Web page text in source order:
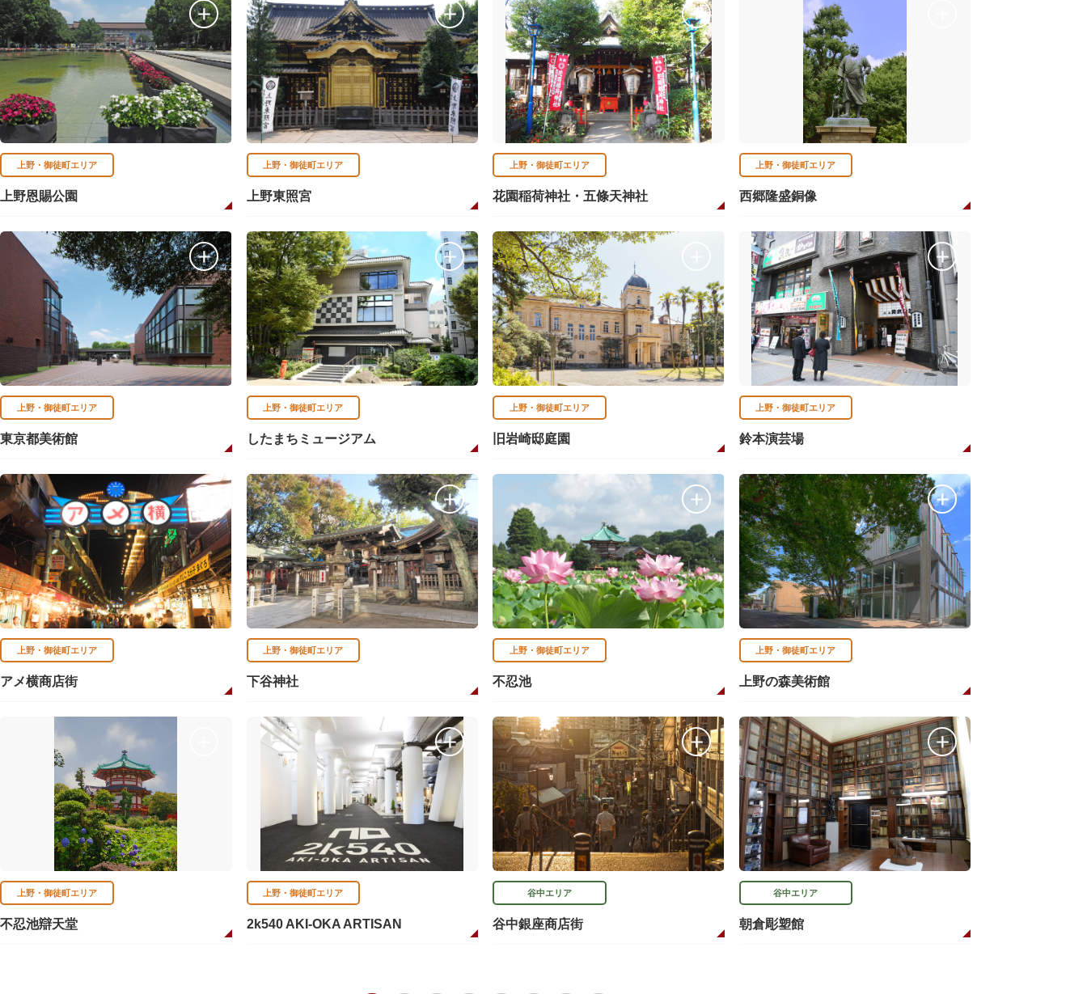
上野・御徒町エリア
上野恩賜公園
上野・御徒町エリア
上野東照宮
上野・御徒町エリア
花園稲荷神社・五條天神社
上野・御徒町エリア
西郷隆盛銅像
上野・御徒町エリア
東京都美術館
上野・御徒町エリア
したまちミュージアム
上野・御徒町エリア
旧岩崎邸庭園
上野・御徒町エリア
鈴本演芸場
上野・御徒町エリア
アメ横商店街
上野・御徒町エリア
下谷神社
上野・御徒町エリア
不忍池
上野・御徒町エリア
上野の森美術館
上野・御徒町エリア
不忍池辯天堂
上野・御徒町エリア
2k540 AKI-OKA ARTISAN
谷中エリア
谷中銀座商店街
谷中エリア
朝倉彫塑館